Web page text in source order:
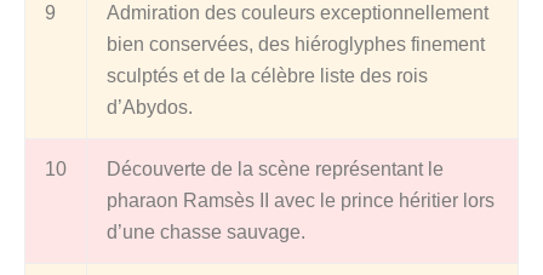
9
Admiration des couleurs exceptionnellement
bien conservées, des hiéroglyphes finement
sculptés et de la célèbre liste des rois
d’Abydos.
10
Découverte de la scène représentant le
pharaon Ramsès II avec le prince héritier lors
d’une chasse sauvage.